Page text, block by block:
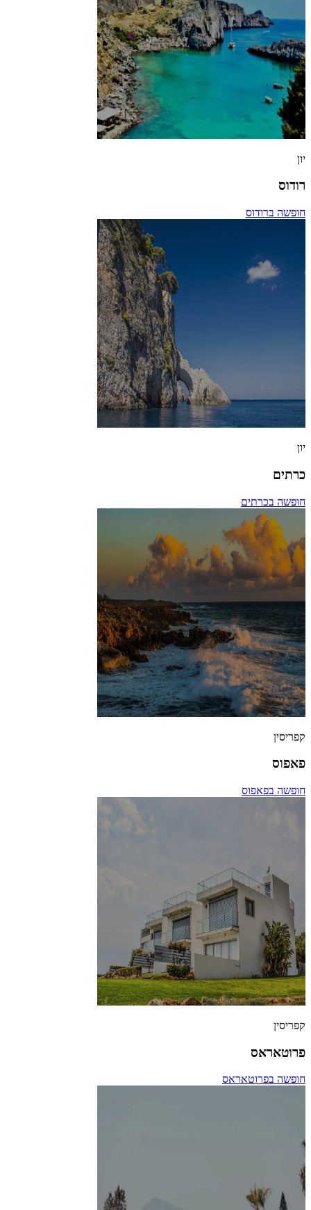
יון
רודוס
חופשה ברודוס
יון
כרתים
חופשה בכרתים
קפריסין
פאפוס
חופשה בפאפוס
קפריסין
פרוטאראס
חופשה בפרוטאראס